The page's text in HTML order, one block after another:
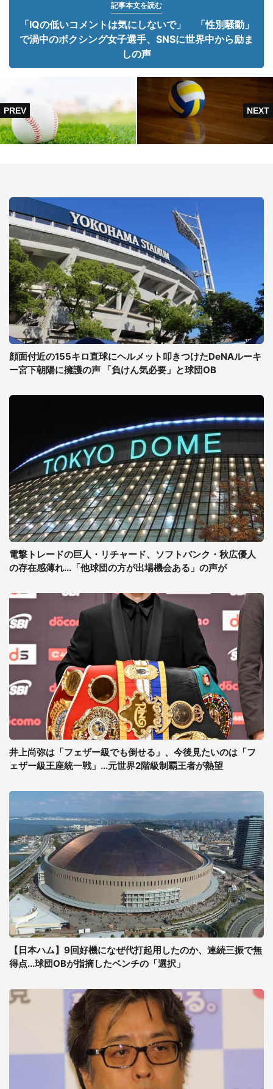
記事本文を読む
「IQの低いコメントは気にしないで」 「性別騒動」
で渦中のボクシング女子選手、SNSに世界中から励ま
しの声
顔面付近の155キロ直球にヘルメット叩きつけたDeNAルーキ
ー宮下朝陽に擁護の声 「負けん気必要」と球団OB
電撃トレードの巨人・リチャード、ソフトバンク・秋広優人
の存在感薄れ...「他球団の方が出場機会ある」の声が
井上尚弥は「フェザー級でも倒せる」、今後見たいのは「フ
ェザー級王座統一戦」...元世界2階級制覇王者が熱望
【日本ハム】9回好機になぜ代打起用したのか、連続三振で無
得点...球団OBが指摘したベンチの「選択」